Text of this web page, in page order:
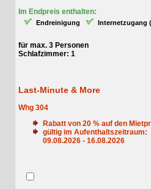
Im Endpreis enthalten:
Endreinigung Internetzugang
für max. 3 Personen
Schlafzimmer: 1
Last-Minute & More
Whg 304
Rabatt von 20% auf den Mietpreis
gültig im Aufenthaltszeitraum:
09.08.2026 - 16.08.2026